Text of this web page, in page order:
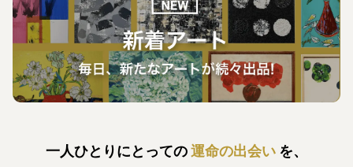
一人ひとりにとっての運命の出会い を、